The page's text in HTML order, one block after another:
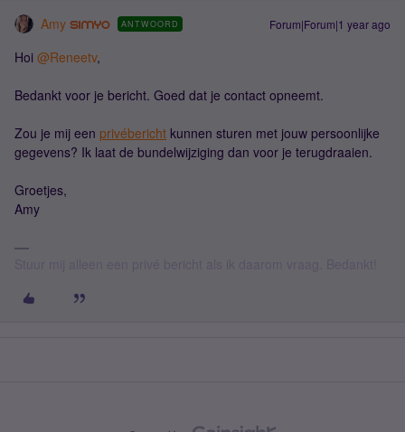
Amy ANTWOORD Forum|Forum|1 year ago
Hoi ​ @Reneetv,
Bedankt voor je bericht. Goed dat je contact opneemt.
Zou je mij een privébericht kunnen sturen met jouw persoonlijke
gegevens? Ik laat de bundelwijziging dan voor je terugdraaien.
Groetjes,
Amy